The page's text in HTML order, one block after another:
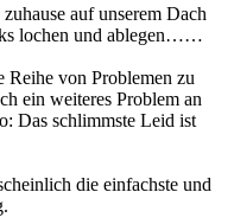
auf unserem Dach
lochen und ablegen……
Reihe von Problemen zu
ein weiteres Problem an
Das schlimmste Leid ist
die einfachste und